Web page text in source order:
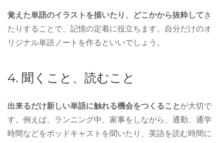
覚えた単語のイラストを描いたり、どこかから抜粋してき
たりすることで、記憶の定着に役立ちます。自分だけのオ
リジナル単語ノートを作るといいでしょう。
4. 聞くこと、読むこと
出来るだけ新しい単語に触れる機会をつくることが大切で
す。例えば、ランニング中、家事をしながら、通勤、通学
時間などをポッドキャストを聞いたり、英語を読む時間に